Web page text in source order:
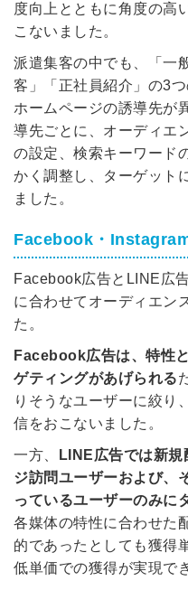
度向上とともに角度の高
こないました。
派遣集客の中でも、「一
客」「正社員紹介」の3
ホームページの誘導先が
導先ごとに、オーディエ
の設定、検索キーワード
かく調整し、ターゲット
ました。
Facebook・
Facebook広告とLINE広
に合わせてオーディエン
た。
Facebook広告は、特性
ゲティングがあげられる
りそうなユーザーに絞り
信をおこないました。
一方、
LINE広告では新
ジ訪問ユーザーおよび、
っているユーザーのみに
各媒体の特性に合わせた
的であったとしても獲得
低単価での獲得が実現で
をご利用する
要です。